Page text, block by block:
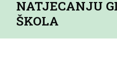
NATJECANJU
ŠKOLA